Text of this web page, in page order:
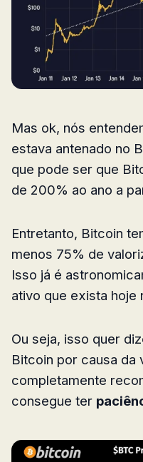
Mas ok, nós
estava antenado no
que pode ser que
de 200% ao ano a
Entretanto, Bitcoin
menos 75% de
Isso já é
ativo que exista hoje
Ou seja, isso quer
Bitcoin por causa da
completamente
consegue ter